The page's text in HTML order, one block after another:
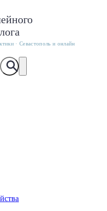
· Севастополь и онлайн